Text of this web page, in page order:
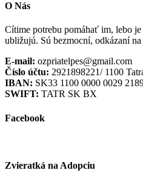
O Nás
Cítime potrebu pomáhať im, lebo
ubližujú. Sú bezmocní, odkázaní
E-mail: ozpriatelpes@gmail.com
Číslo účtu: 2921898221/ 1100
IBAN: SK33 1100 0000 0029
SWIFT: TATR SK BX
Facebook
Zvieratká na Adopciu